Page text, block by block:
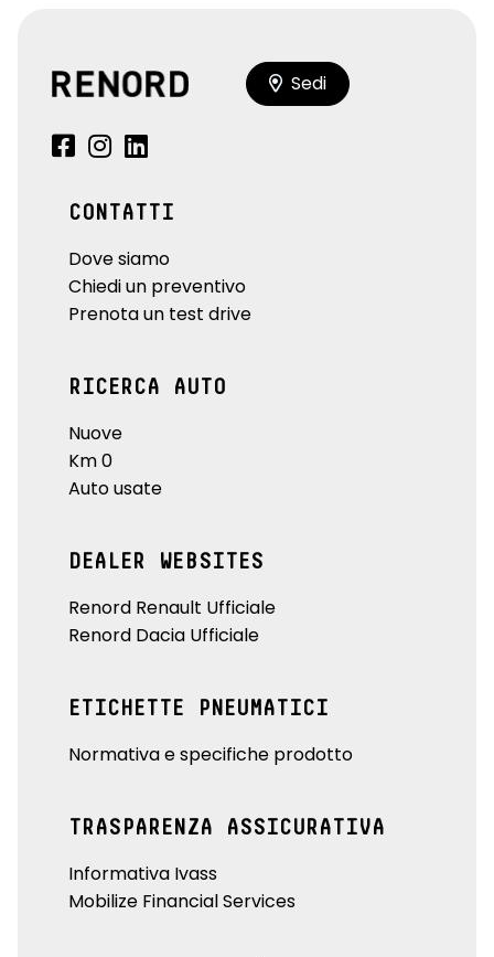
Sedi
CONTATTI
Dove siamo
Chiedi un preventivo
Prenota un test drive
RICERCA AUTO
Nuove
Km 0
Auto usate
DEALER WEBSITES
Renord Renault Ufficiale
Renord Dacia Ufficiale
ETICHETTE PNEUMATICI
Normativa e specifiche prodotto
TRASPARENZA ASSICURATIVA
Informativa Ivass
Mobilize Financial Services